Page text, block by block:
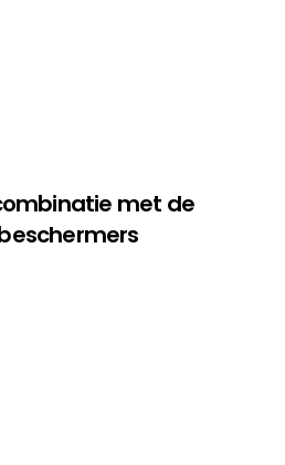
met de